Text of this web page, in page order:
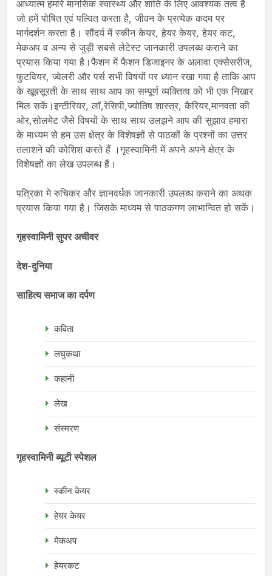
आध्यात्म हमारे मानसिक स्वास्थ्य और शांति के लिए आवश्यक तत्व है
जो हमें पोषित एवं पल्वित करता है, जीवन के प्रत्येक कदम पर
मार्गदर्शन करता है। सौंदर्य में स्कीन केयर, हेयर केयर, हेयर कट,
मेकअप व अन्य से जुड़ी सबसे लेटेस्ट जानकारी उपलब्ध कराने का
प्रयास किया गया है।फैशन में फैशन डिजाइनर के अलावा एक्सेसरीज,
फुटवियर, ज्वेलरी और पर्स सभी विषयों पर ध्यान रखा गया है ताकि आप
के खूबसूरती के साथ साथ आप का सम्पूर्ण व्यक्तित्व को भी एक निखार
मिल सकें।इन्टीरियर, लॉ,रेसिपी,ज्योतिष शास्त्र, कैरियर,मानवता की
ओर,सोलमेट जैसे विषयों के साथ साथ उलझने आप की सुझाव हमारा
के माध्यम से हम उस क्षेत्र के विशेषज्ञों से पाठकों के प्रश्नों का उत्तर
तलाशने की कोशिश करते हैं ।गृहस्वामिनी में अपने अपने क्षेत्र के
विशेषज्ञों का लेख उपलब्ध हैं।
पत्रिका मे रुचिकर और ज्ञानवर्धक जानकारी उपलब्ध कराने का अथक
प्रयास किया गया है। जिसके माध्यम से पाठकगण लाभान्वित हो सकें।
गृहस्वामिनी सुपर अचीवर
देश-दुनिया
साहित्य समाज का दर्पण
कविता
लघुकथा
कहानी
लेख
संस्मरण
गृहस्वामिनी ब्यूटी स्पेशल
स्कीन केयर
हेयर केयर
मेकअप
हेयरकट